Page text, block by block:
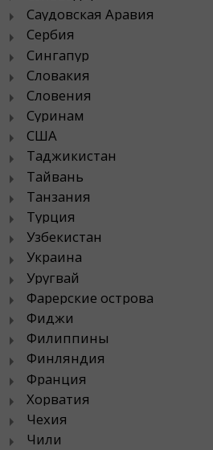
Саудовская Аравия
Сербия
Сингапур
Словакия
Словения
Суринам
США
Таджикистан
Тайвань
Танзания
Турция
Узбекистан
Украина
Уругвай
Фарерские острова
Фиджи
Филиппины
Финляндия
Франция
Хорватия
Чехия
Чили